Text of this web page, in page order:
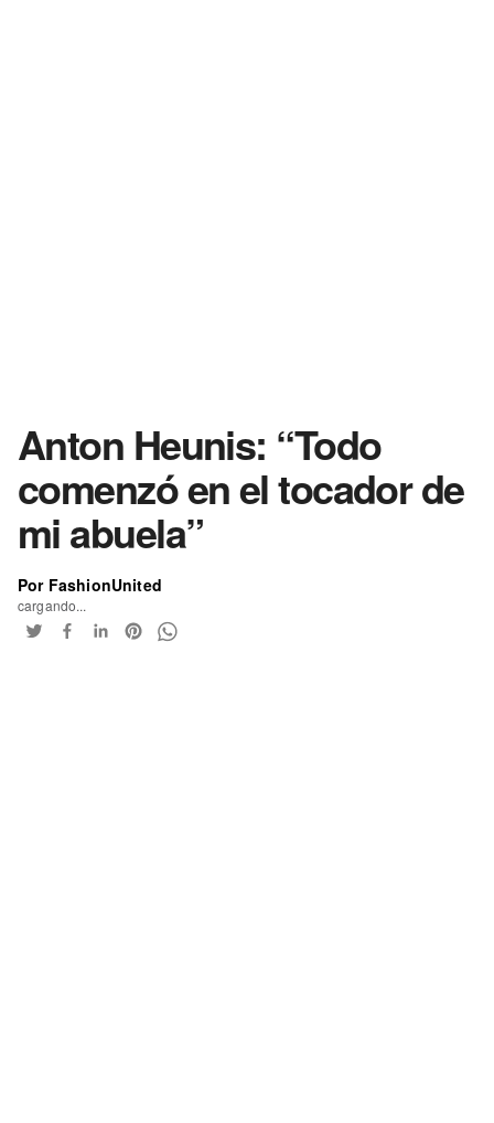
Anton Heunis: “Todo
comenzó en el tocador de
mi abuela”
Por FashionUnited
cargando...